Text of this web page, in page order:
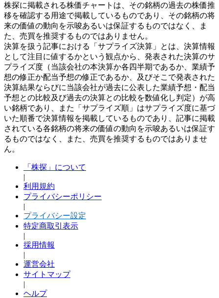
株探に掲載される株価チャートは、その銘柄の過去の株価推
移を確認する用途で掲載しているものであり、その銘柄の将
来の価値の動向を示唆あるいは保証するものではなく、ま
た、売買を推奨するものではありません。
決算を扱う記事における「サプライズ決算」とは、決算情報
として注目に値するかという観点から、発表された決算のサ
プライズ度（当該会社の本決算か各四半期であるか、業績予
想の修正か配当予想の修正であるか、及びそこで発表された
決算結果ならびに当該会社が過去に公表した業績予想・配当
予想との比較及び過去の決算との比較を数値化し判定）が高
い銘柄であり、また「サプライズ順」はサプライズ度に基づ
いた順番で決算情報を掲載しているものであり、記事に掲載
されている各銘柄の将来の価値の動向を示唆あるいは保証す
るものではなく、また、売買を推奨するものではありませ
ん。
「株探」について
|
利用規約
プライバシーポリシー
|
プライバシー設定
特定商取引表示
|
採用情報
|
運営会社
サイトマップ
|
ヘルプ